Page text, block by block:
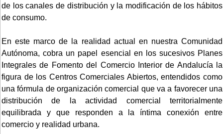
de los canales de distribución y la modificación de los hábitos
de consumo.
En este marco de la realidad actual en nuestra Comunidad
Autónoma, cobra un papel esencial en los sucesivos Planes
Integrales de Fomento del Comercio Interior de Andalucía la
figura de los Centros Comerciales Abiertos, entendidos como
una fórmula de organización comercial que va a favorecer una
distribución de la actividad comercial territorialmente
equilibrada y que responden a la íntima conexión entre
comercio y realidad urbana.